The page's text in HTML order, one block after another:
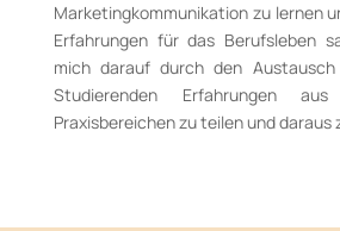
Marketingkommunikation zu lernen
Erfahrungen für das Berufsleben
mich darauf durch den
Studierenden Erfahrungen aus
Praxisbereichen zu teilen und daraus